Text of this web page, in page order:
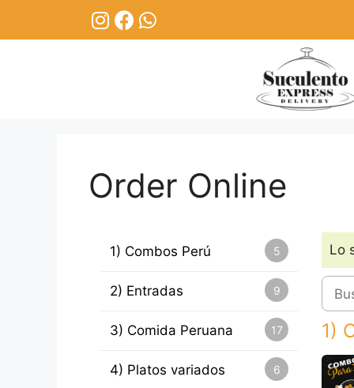
Order Online
1) Combos Perú 5
2) Entradas 9
3) Comida Peruana 17
4) Platos variados 6
Lo
1)